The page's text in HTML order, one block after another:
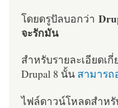
โดยดรูปัลบอกว่า
จะรักมัน
สำหรับรายละเอียดเ
Drupal 8 นั้น สามาร
ไฟล์ดาวน์โหลดสำหรั